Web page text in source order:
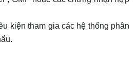
kiện tham gia các hệ thống phân